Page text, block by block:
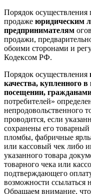
Порядок осуществления
продаже юридическим
предпринимателям
продажи,
обоими сторонами и
Кодексом РФ.
Порядок осуществления
качества, купленного
посещении,
потребителей»
непродовольственного
проводится, если
сохранены его товарный
пломбы, фабричные
или кассовый чек либо
указанного товара
товарного чека или
подтверждающего
возможности ссылаться
Обращаем внимание,